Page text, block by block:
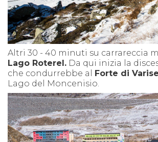
Altri 30 - 40 minuti su carrareccia
Lago Roterel. Da qui inizia la
che condurrebbe al
Forte di
Lago del Moncenisio.